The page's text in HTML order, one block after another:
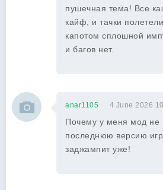
пушечная тема! Все
кайф, и тачки
капотом сплошной
и багов нет.
anar1105 4 June 2026
Почему у меня мод не
последнюю версию
заджампит уже!